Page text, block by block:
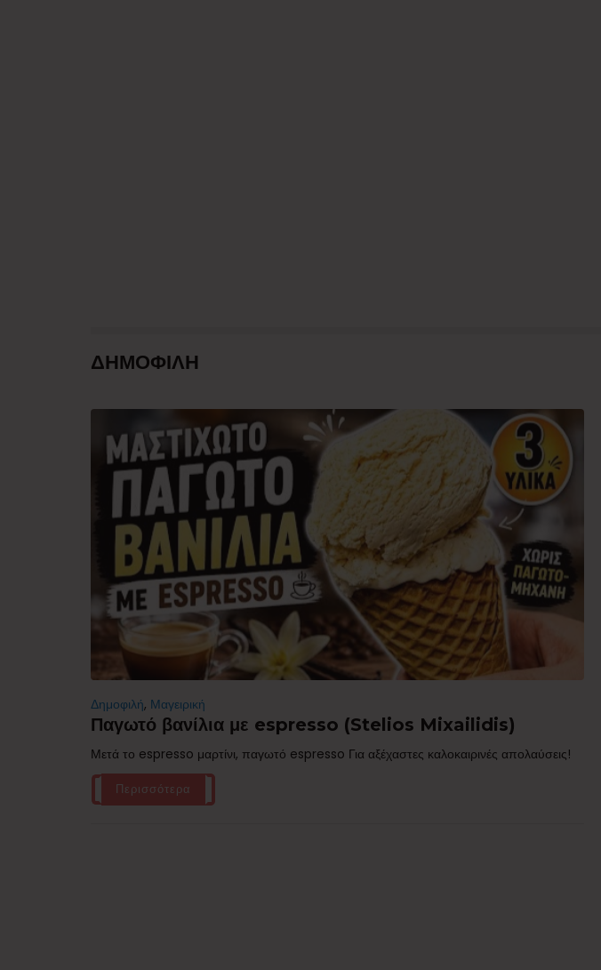
ΔΗΜΟΦΙΛΗ
Δημοφιλή, Μαγειρική
Παγωτό βανίλια με espresso (Stelios Mixailidis)
Μετά το espresso μαρτίνι, παγωτό espresso Για αξέχαστες καλοκαιρινές απολαύσεις!
Περισσότερα